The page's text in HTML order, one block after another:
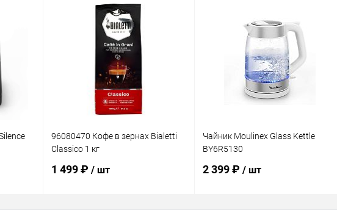
96080470 Кофе в зернах Bialetti
Classico 1 кг
1 499 ₽ / шт
Чайник Moulinex Glass Kettle
BY6R5130
2 399 ₽ / шт